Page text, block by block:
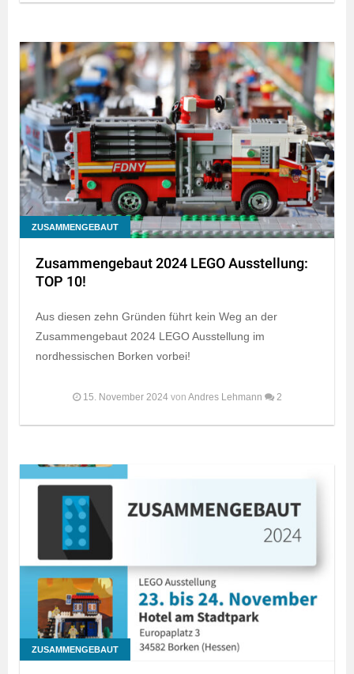
ZUSAMMENGEBAUT
Zusammengebaut 2024 LEGO Ausstellung:
TOP 10!
Aus diesen zehn Gründen führt kein Weg an der
Zusammengebaut 2024 LEGO Ausstellung im
nordhessischen Borken vorbei!
15. November 2024 von Andres Lehmann 2
ZUSAMMENGEBAUT